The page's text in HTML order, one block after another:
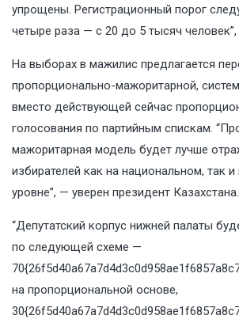
упрощены. Регистрационный порог
четыре раза — с 20 до 5 тысяч
На выборах в мажилис предлагается
пропорционально-мажоритарной,
вместо действующей сейчас
голосования по партийным спискам.
мажоритарная модель будет лучше
избирателей как на национальном, так
уровне”, — уверен президент Казахстана.
“Депутатский корпус нижней палаты
по следующей схеме —
на пропорциональной основе,